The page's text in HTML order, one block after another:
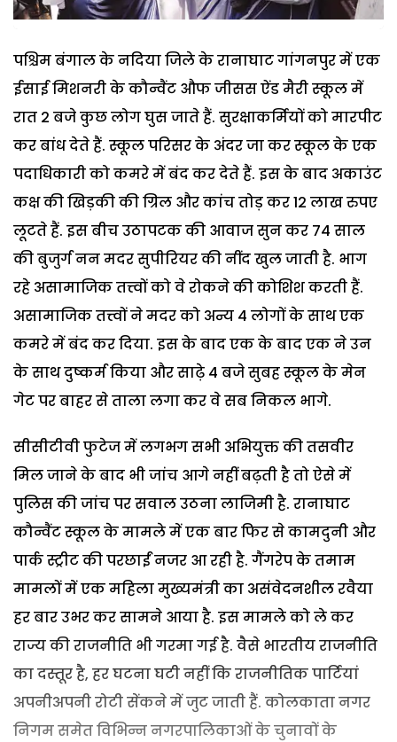
पश्चिम बंगाल के नदिया जिले के रानाघाट गांगनपुर में एक
ईसाई मिशनरी के कौन्वैंट औफ जीसस ऐंड मैरी स्कूल में
रात 2 बजे कुछ लोग घुस जाते हैं. सुरक्षाकर्मियों को मारपीट
कर बांध देते हैं. स्कूल परिसर के अंदर जा कर स्कूल के एक
पदाधिकारी को कमरे में बंद कर देते हैं. इस के बाद अकाउंट
कक्ष की खिड़की की ग्रिल और कांच तोड़ कर 12 लाख रुपए
लूटते हैं. इस बीच उठापटक की आवाज सुन कर 74 साल
की बुजुर्ग नन मदर सुपीरियर की नींद खुल जाती है. भाग
रहे असामाजिक तत्त्वों को वे रोकने की कोशिश करती हैं.
असामाजिक तत्त्वों ने मदर को अन्य 4 लोगों के साथ एक
कमरे में बंद कर दिया. इस के बाद एक के बाद एक ने उन
के साथ दुष्कर्म किया और साढ़े 4 बजे सुबह स्कूल के मेन
गेट पर बाहर से ताला लगा कर वे सब निकल भागे.
सीसीटीवी फुटेज में लगभग सभी अभियुक्त की तसवीर
मिल जाने के बाद भी जांच आगे नहीं बढ़ती है तो ऐसे में
पुलिस की जांच पर सवाल उठना लाजिमी है. रानाघाट
कौन्वैंट स्कूल के मामले में एक बार फिर से कामदुनी और
पार्क स्ट्रीट की परछाईं नजर आ रही है. गैंगरेप के तमाम
मामलों में एक महिला मुख्यमंत्री का असंवेदनशील रवैया
हर बार उभर कर सामने आया है. इस मामले को ले कर
राज्य की राजनीति भी गरमा गई है. वैसे भारतीय राजनीति
का दस्तूर है, हर घटना घटी नहीं कि राजनीतिक पार्टियां
अपनीअपनी रोटी सेंकने में जुट जाती हैं. कोलकाता नगर
निगम समेत विभिन्न नगरपालिकाओं के चुनावों के